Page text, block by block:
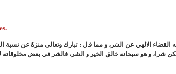
كتابه شفاء العليل ٣٦٤ بابا في تنزيه القضاء الالهي عن الشر، و مما قال : تبارك
شرا، و هو سبحانه خالق الخير و الشر، فالشر في بعض مخلوقاته